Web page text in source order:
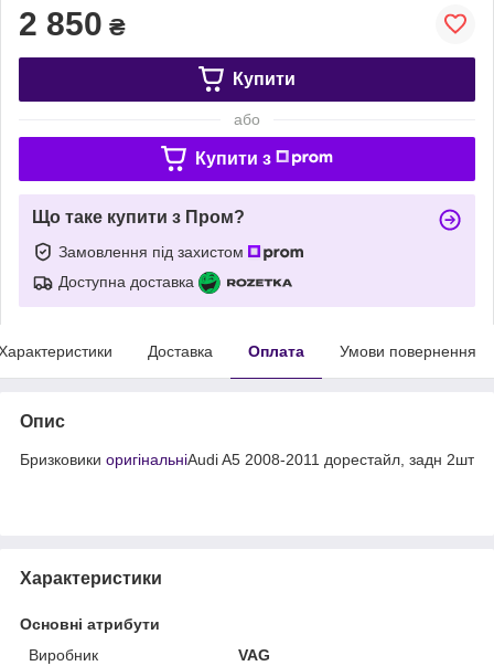
2 850 ₴
Купити
або
Купити з
Що таке купити з Пром?
Замовлення під захистом
Доступна доставка
Доставка Оплата Умови повернення
Опис
Бризковики оригінальніAudi A5 2008-2011 дорестайл, задн 2шт
Характеристики
Основні атрибути
Виробник
VAG